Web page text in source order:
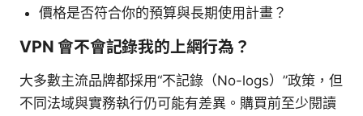
價格是否符合你的預算與長期使用計畫？
VPN 會不會記錄我的上網行為？
大多數主流品牌都採用“不記錄（No-logs）”政策，但
不同法域與實務執行仍可能有差異。購買前至少閱讀